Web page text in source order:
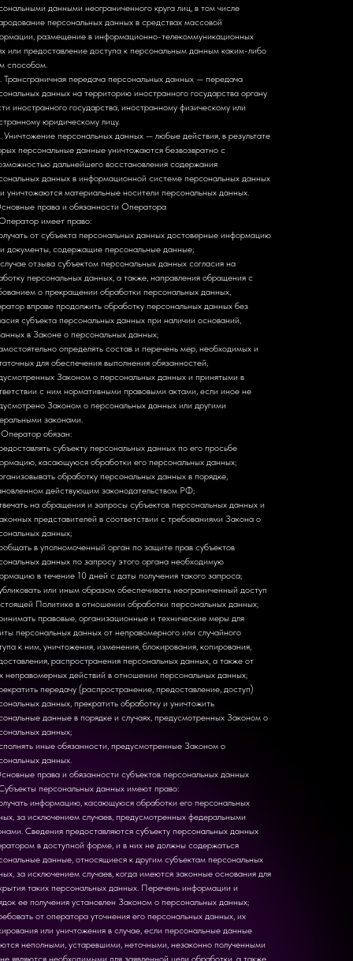
данными неограниченного круга лиц, в том числе
персональных данных в средствах массовой
размещение в информационно-телекоммуникационных
или предоставление доступа к персональным данным каким-либо
способом.
Трансграничная передача персональных данных — передача
данных на территорию иностранного государства органу
иностранного государства, иностранному физическому или
юридическому лицу.
Уничтожение персональных данных — любые действия, в результате
персональные данные уничтожаются безвозвратно с
дальнейшего восстановления содержания
данных в информационной системе персональных данных
уничтожаются материальные носители персональных данных.
права и обязанности Оператора
имеет право:
от субъекта персональных данных достоверные информацию
документы, содержащие персональные данные;
отзыва субъектом персональных данных согласия на
персональных данных, а также, направления обращения с
о прекращении обработки персональных данных,
вправе продолжить обработку персональных данных без
субъекта персональных данных при наличии оснований,
в Законе о персональных данных;
определять состав и перечень мер, необходимых и
для обеспечения выполнения обязанностей,
Законом о персональных данных и принятыми в
с ним нормативными правовыми актами, если иное не
Законом о персональных данных или другими
законами.
обязан:
субъекту персональных данных по его просьбе
касающуюся обработки его персональных данных;
обработку персональных данных в порядке,
действующим законодательством РФ;
на обращения и запросы субъектов персональных данных и
представителей в соответствии с требованиями Закона о
данных;
в уполномоченный орган по защите прав субъектов
данных по запросу этого органа необходимую
в течение 10 дней с даты получения такого запроса;
или иным образом обеспечивать неограниченный доступ
Политике в отношении обработки персональных данных;
правовые, организационные и технические меры для
персональных данных от неправомерного или случайного
к ним, уничтожения, изменения, блокирования, копирования,
распространения персональных данных, а также от
неправомерных действий в отношении персональных данных;
передачу (распространение, предоставление, доступ)
данных, прекратить обработку и уничтожить
данные в порядке и случаях, предусмотренных Законом о
данных;
иные обязанности, предусмотренные Законом о
данных.
права и обязанности субъектов персональных данных
персональных данных имеют право:
информацию, касающуюся обработки его персональных
за исключением случаев, предусмотренных федеральными
Сведения предоставляются субъекту персональных данных
в доступной форме, и в них не должны содержаться
данные, относящиеся к другим субъектам персональных
за исключением случаев, когда имеются законные основания для
таких персональных данных. Перечень информации и
ее получения установлен Законом о персональных данных;
от оператора уточнения его персональных данных, их
или уничтожения в случае, если персональные данные
неполными, устаревшими, неточными, незаконно полученными
являются необходимыми для заявленной цели обработки, а также